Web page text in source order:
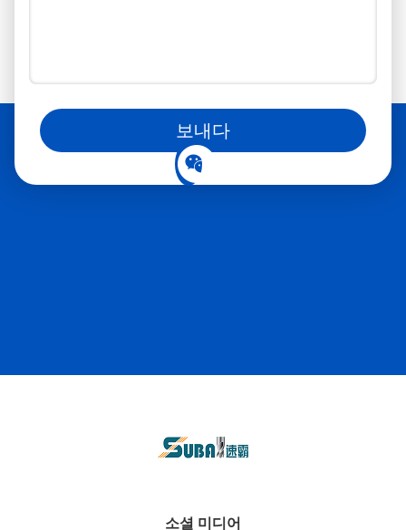
보내다
소셜 미디어에서도 우리를 따라갈 수 있습니다.
소셜 미디어